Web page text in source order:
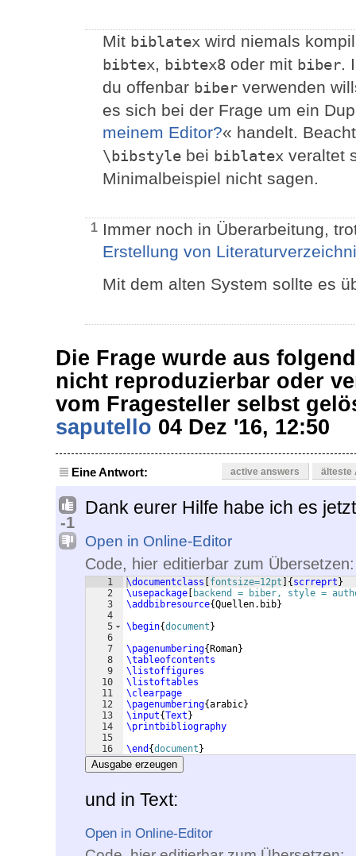
Mit biblatex wird niemals
bibtex, bibtex8 oder mit biber.
du offenbar biber verwenden
es sich bei der Frage um ein
meinem Editor?« handelt.
\bibstyle bei biblatex veraltet
Minimalbeispiel nicht sagen.
1 Immer noch in Überarbeitung,
Erstellung von
Mit dem alten System sollte es
Die Frage wurde aus
nicht reproduzierbar oder
vom Fragesteller selbst
saputello 04 Dez '16, 12:50
Eine Antwort: active answers älteste
-1
Dank eurer Hilfe habe ich es
Open in Online-Editor
Code, hier editierbar zum Übersetzen:
1
2
3
4
5
6
7
8
9
10
11
12
13
14
15
16
\documentclass fontsize=12pt { scrreprt }
\usepackage
backend = biber, style =
\addbibresource{Quellen.bib}
\begin{document }
\pagenumbering{ Roman}
\tableofcontents
\listoffigures
\listoftables
\clearpage
\pagenumbering{arabic}
\input{Text }
\printbibliography
\end {document }
Ausgabe erzeugen
und in Text:
Open in Online-Editor